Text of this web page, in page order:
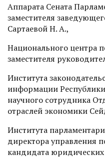
Аппарата Сената
заместителя
Сартаевой Н. А.,
Национального центра
заместителя
Института
информации Республики
научного сотрудника
отраслей экономики
Института
директора управления
кандидата